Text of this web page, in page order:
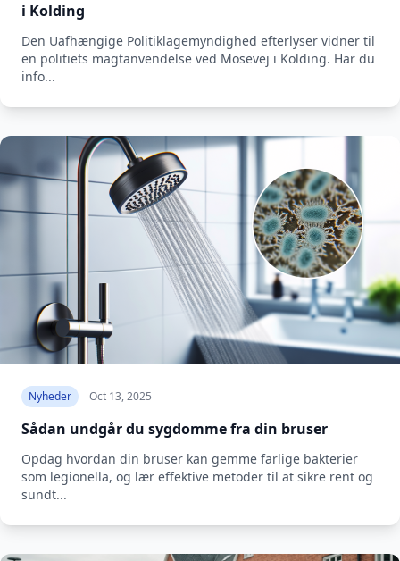
i Kolding
Den Uafhængige Politiklagemyndighed efterlyser vidner til
en politiets magtanvendelse ved Mosevej i Kolding. Har du
info...
Nyheder Oct 13, 2025
Sådan undgår du sygdomme fra din bruser
Opdag hvordan din bruser kan gemme farlige bakterier
som legionella, og lær effektive metoder til at sikre rent og
sundt...